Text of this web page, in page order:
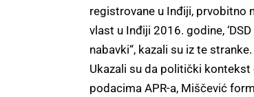
registrovane u Inđiji, prvobitno
vlast u Inđiji 2016. godine,
nabavki“, kazali su iz te stranke.
Ukazali su da politički
podacima APR-a, Miščević